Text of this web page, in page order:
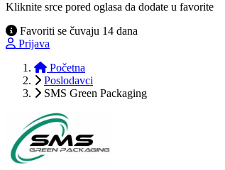
Kliknite srce pored oglasa da dodate u favorite
Favoriti se čuvaju 14 dana
Prijava
Početna
Poslodavci
SMS Green Packaging